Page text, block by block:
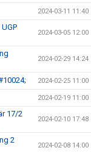
2024-03-11 11:40
2024-03-05 12:00
2024-02-29 14:24
2024-02-25 11:00
2024-02-19 11:00
17/2
2024-02-10 17:48
2
2024-02-08 14:00